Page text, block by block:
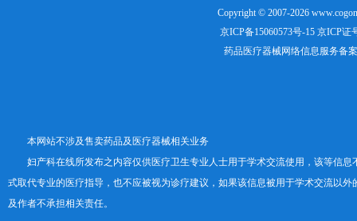
Copyright © 2007-2026
京ICP备15060573号-15京ICP证
药品医疗器械网络信息服务备
本网站不涉及售卖药品及医疗器械相关业务
妇产科在线所发布之内容仅供医疗卫生专业人士用于学术交流使用，该等信息
式取代专业的医疗指导，也不应被视为诊疗建议，如果该信息被用于学术交流以外
及作者不承担相关责任。